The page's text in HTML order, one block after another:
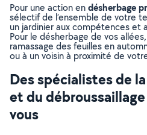
Pour une action endésherbage
sélectif de l’ensemble de votre
un jardinier aux compétences et
Pour le désherbage de vos
ramassage des feuilles en
ou à un voisin à proximité de
Des spécialistes de
et du
vous